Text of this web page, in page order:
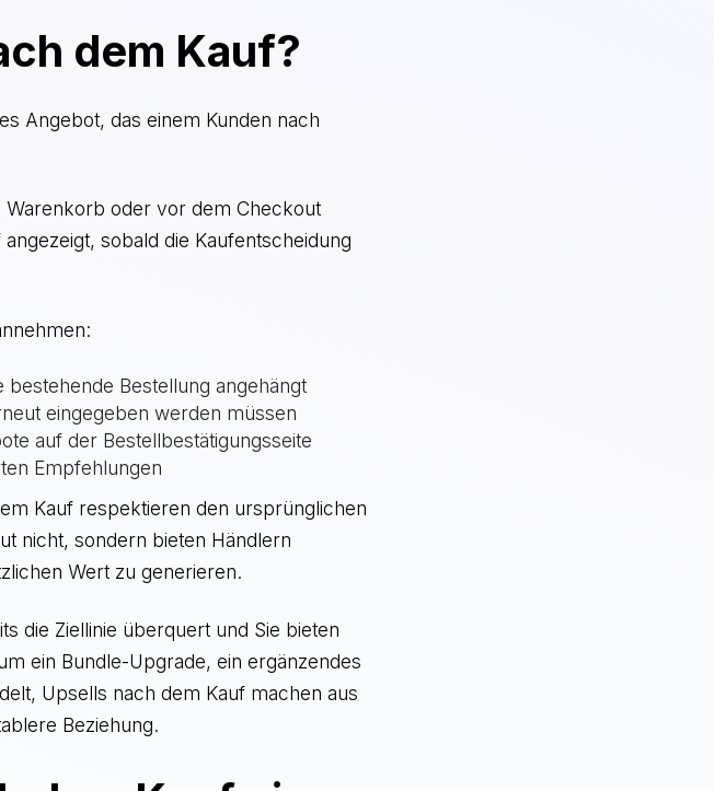
dem Kauf?
Angebot, das einem Kunden nach
Warenkorb oder vor dem Checkout
sobald die Kaufentscheidung
Bestellung angehängt
eingegeben werden müssen
auf der Bestellbestätigungsseite
Empfehlungen
Kauf respektieren den ursprünglichen
nicht, sondern bieten Händlern
Wert zu generieren.
die Ziellinie überquert und Sie bieten
ein Bundle-Upgrade, ein ergänzendes
Upsells nach dem Kauf machen aus
Beziehung.